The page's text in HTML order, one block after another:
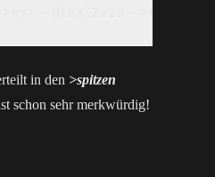
in den >spitzen
schon sehr merkwürdig!